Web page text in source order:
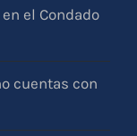
el Condado
cuentas con